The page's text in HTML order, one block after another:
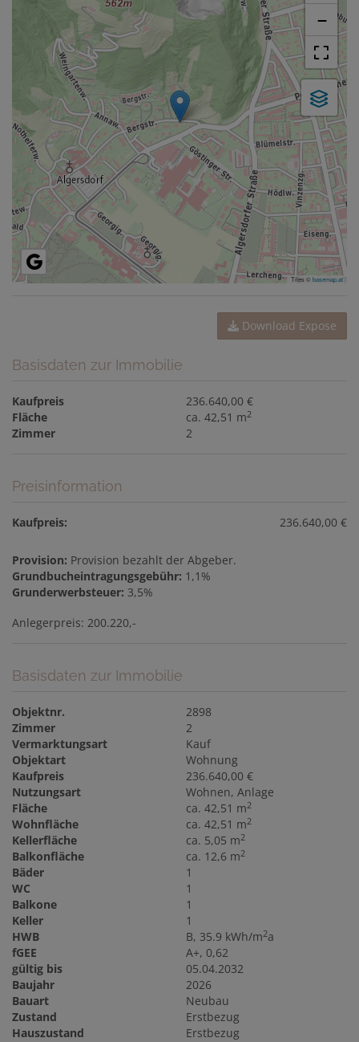
−
Tiles ©basemap.at
Download Expose
Basisdaten zur Immobilie
Kaufpreis
236.640,00 €
Fläche
ca. 42,51 m2
Zimmer 2
Preisinformation
Kaufpreis: 236.640,00 €
Provision: Provision bezahlt der Abgeber.
Grundbucheintragungsgebühr: 1,1%
Grunderwerbsteuer: 3,5%
Anlegerpreis: 200.220,-
Basisdaten zur Immobilie
Objektnr.
2898
Zimmer
2
Vermarktungsart
Kauf
Objektart
Wohnung
Kaufpreis
236.640,00 €
Nutzungsart
Wohnen Anlage
Fläche
ca. 42,51 m2
Wohnfläche ca. 42,51 m2
Kellerfläche ca. 5,05 m2
Balkonfläche ca. 12,6 m2
Bäder
1
WC
1
Balkone
1
Keller
1
HWB
B, 35.9 kWh/m2a
fGEE
A+, 0,62
gültig bis
05.04.2032
Baujahr
2026
Bauart
Neubau
Zustand
Erstbezug
Hauszustand
Erstbezug